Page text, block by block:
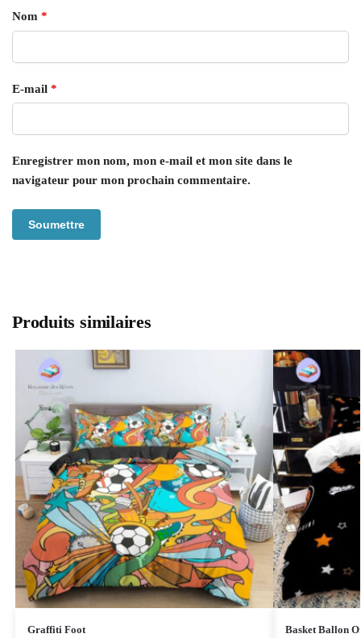
Nom *
E-mail *
Enregistrer mon nom, mon e-mail et mon site dans le
navigateur pour mon prochain commentaire.
Produits similaires
Graffiti Foot Basket Ballon